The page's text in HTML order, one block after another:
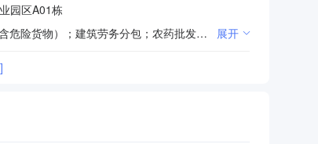
园区A01栋
许可项目：建设工程施工；路基路面养护作业；铁路运输基础设备制造；铁路机车车辆维修；道路货物运输（不含危险货物）；建筑劳务分包；农药批发；农药零售；特种设备安装改造修理（依法须经批准的项目，经相关部门批准后方可开展经营活动，具体经营项目以相关部门批准文件或许可证件为准）一般项目：技术服务、技术开发、技术咨询、技术交流、技术转让、技术推广；高铁设备、配件制造；高铁设备、配件销售；铁路运输辅助活动；土石方工程施工；市政设施管理；机械设备销售；机械设备租赁；五金产品零售；五金产品批发；建筑材料销售；城市轨道交通设备制造；轨道交通工程机械及部件销售；轨道交通运营管理系统开发；轨道交通专用设备、关键系统及部件销售；再生资源回收（除生产性废旧金属）；水泥制品销售；汽车新车销售；装卸搬运；信息系统集成服务；计算机系统服务；信息技术咨询服务；电子产品销售；计算机软硬件及辅助设备批发；计算机软硬件及辅助设备零售；计算机软硬件及外围设备制造；电子元器件与机电组件设备制造；文化、办公用设备制造；办公设备销售；软件开发；电力电子元器件制造；智能无人飞行器制造；智能无人飞行器销售；劳动保护用品销售；化肥销售；农业机械服务；通用设备修理；电子、机械设备维护（不含特种设备）；专用设备修理；电气设备修理；机动车修理和维护（除依法须经批准的项目外，凭营业执照依法自主开展经营活动） 展开